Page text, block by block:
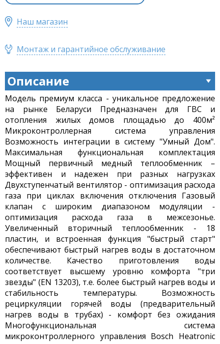
Наш магазин
Монтаж и гарантийное обслуживание
Описание
Модель премиум класса - уникальное предложение
на рынке Беларуси Предназначен для ГВС и
отопления жилых домов площадью до 400м²
Микроконтроллерная система управления
Возможность интеграции в систему "Умный Дом".
Максимальная функциональная комплектация
Мощный первичный медный теплообменник –
эффективен и надежен при разных нагрузках
Двухступенчатый вентилятор - оптимизация расхода
газа при циклах включения отключения Газовый
клапан с широким диапазоном модуляции -
оптимизация расхода газа в межсезонье.
Увеличенный вторичный теплообменник - 18
пластин, и встроенная функция "быстрый старт"
обеспечивают быстрый нагрев воды в достаточном
количестве. Качество приготовления воды
соответствует высшему уровню комфорта "три
звезды" (EN 13203), т.е. более быстрый нагрев воды и
стабильность температуры. Возможность
рециркуляции горячей воды (предварительный
нагрев воды в трубах) - комфорт без ожидания
Многофункциональная система
микроконтроллерного управления Bosch Heatronic